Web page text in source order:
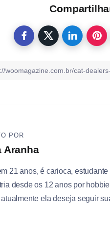
POR
Aranha
21 anos, é carioca,
desde os 12 anos por
ela deseja seguir